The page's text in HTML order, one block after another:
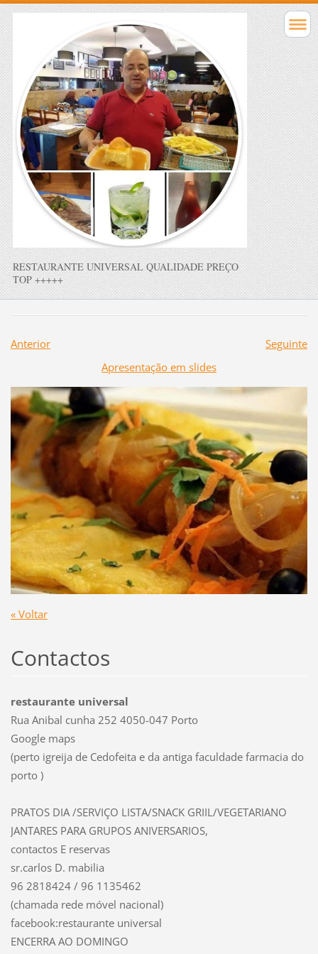
RESTAURANTE UNIVERSAL QUALIDADE PREÇO
TOP +++++
Anterior
Seguinte
Apresentação em slides
« Voltar
Contactos
restaurante universal
Rua Anibal cunha 252 4050-047 Porto
Google maps
(perto igreija de Cedofeita e da antiga faculdade farmacia do
porto )
PRATOS DIA /SERVIÇO LISTA/SNACK GRIIL/VEGETARIANO
JANTARES PARA GRUPOS ANIVERSARIOS,
contactos E reservas
sr.carlos D. mabilia
96 2818424 / 96 1135462
(chamada rede móvel nacional)
facebook:restaurante universal
ENCERRA AO DOMINGO